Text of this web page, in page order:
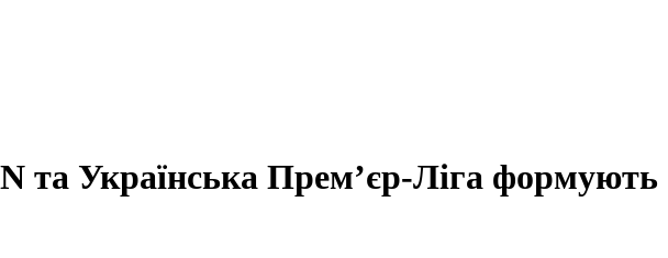
та Українська Прем’єр-Ліга формують